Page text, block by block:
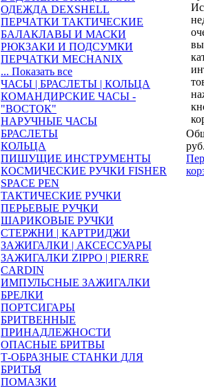
ОДЕЖДА DEXSHELL
ПЕРЧАТКИ ТАКТИЧЕСКИЕ
БАЛАКЛАВЫ И МАСКИ
РЮКЗАКИ И ПОДСУМКИ
ПЕРЧАТКИ MECHANIX
... Показать все
ЧАСЫ | БРАСЛЕТЫ | КОЛЬЦА
КОМАНДИРСКИЕ ЧАСЫ -
"ВОСТОК"
НАРУЧНЫЕ ЧАСЫ
БРАСЛЕТЫ
КОЛЬЦА
ПИШУЩИЕ ИНСТРУМЕНТЫ
КОСМИЧЕСКИЕ РУЧКИ FISHER
SPACE PEN
ТАКТИЧЕСКИЕ РУЧКИ
ПЕРЬЕВЫЕ РУЧКИ
ШАРИКОВЫЕ РУЧКИ
СТЕРЖНИ | КАРТРИДЖИ
ЗАЖИГАЛКИ | АКСЕССУАРЫ
ЗАЖИГАЛКИ ZIPPO | PIERRE
CARDIN
ИМПУЛЬСНЫЕ ЗАЖИГАЛКИ
БРЕЛКИ
ПОРТСИГАРЫ
БРИТВЕННЫЕ
ПРИНАДЛЕЖНОСТИ
ОПАСНЫЕ БРИТВЫ
Т-ОБРАЗНЫЕ СТАНКИ ДЛЯ
БРИТЬЯ
ПОМАЗКИ